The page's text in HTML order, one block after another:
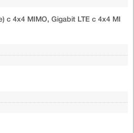
с 4x4 MIMO, Gigabit LTE с 4x4 MI